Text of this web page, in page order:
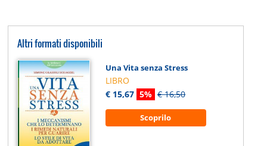
Altri formati disponibili
Una Vita senza Stress
LIBRO
€ 15,67 5% € 16,50
Scoprilo